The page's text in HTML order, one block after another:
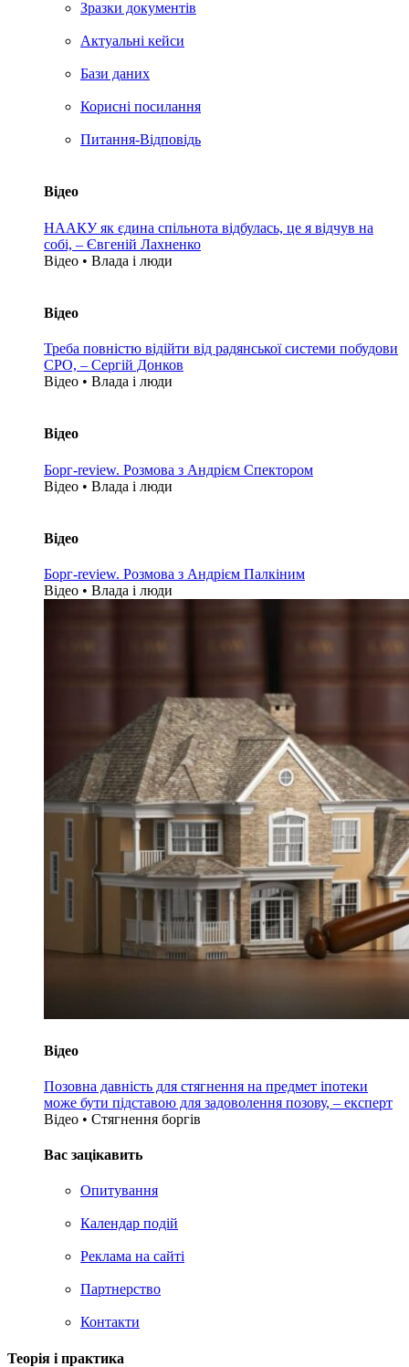
Зразки документів
Актуальні кейси
Бази даних
Корисні посилання
Питання-Відповідь
Відео
НААКУ як єдина спільнота відбулась, це я відчув на
собі, – Євгеній Лахненко
Відео • Влада i люди
Відео
Треба повністю відійти від радянської системи побудови
СРО, – Сергій Донков
Відео • Влада i люди
Відео
Борг-review. Розмова з Андрієм Спектором
Відео • Влада i люди
Відео
Борг-review. Розмова з Андрієм Палкіним
Відео • Влада i люди
Відео
Позовна давність для стягнення на предмет іпотеки
може бути підставою для задоволення позову, – експерт
Відео • Стягнення боргiв
Вас зацікавить
Опитування
Календар подій
Реклама на сайтi
Партнерство
Контакти
Теорія i практика